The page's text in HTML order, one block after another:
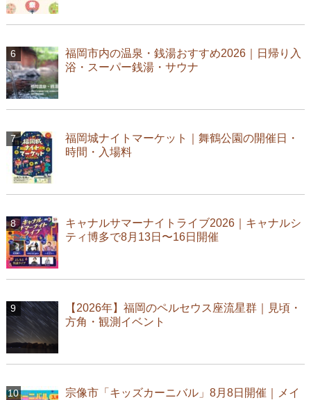
福岡市内の温泉・銭湯おすすめ2026｜日帰り入
浴・スーパー銭湯・サウナ
福岡城ナイトマーケット｜舞鶴公園の開催日・
時間・入場料
キャナルサマーナイトライブ2026｜キャナルシ
ティ博多で8月13日〜16日開催
【2026年】福岡のペルセウス座流星群｜見頃・
方角・観測イベント
宗像市「キッズカーニバル」8月8日開催｜メイ